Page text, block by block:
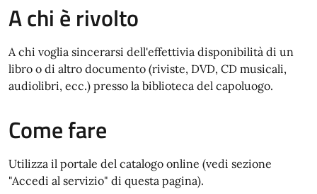
A chi è rivolto
A chi voglia sincerarsi dell'effettivia disponibilità di un
libro o di altro documento (riviste, DVD, CD musicali,
audiolibri, ecc.) presso la biblioteca del capoluogo.
Come fare
Utilizza il portale del catalogo online (vedi sezione
"Accedi al servizio" di questa pagina).